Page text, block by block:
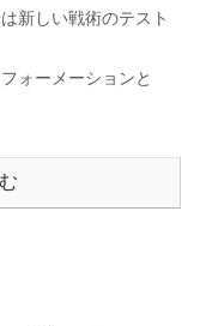
新しい戦術のテスト
ォーメーションと